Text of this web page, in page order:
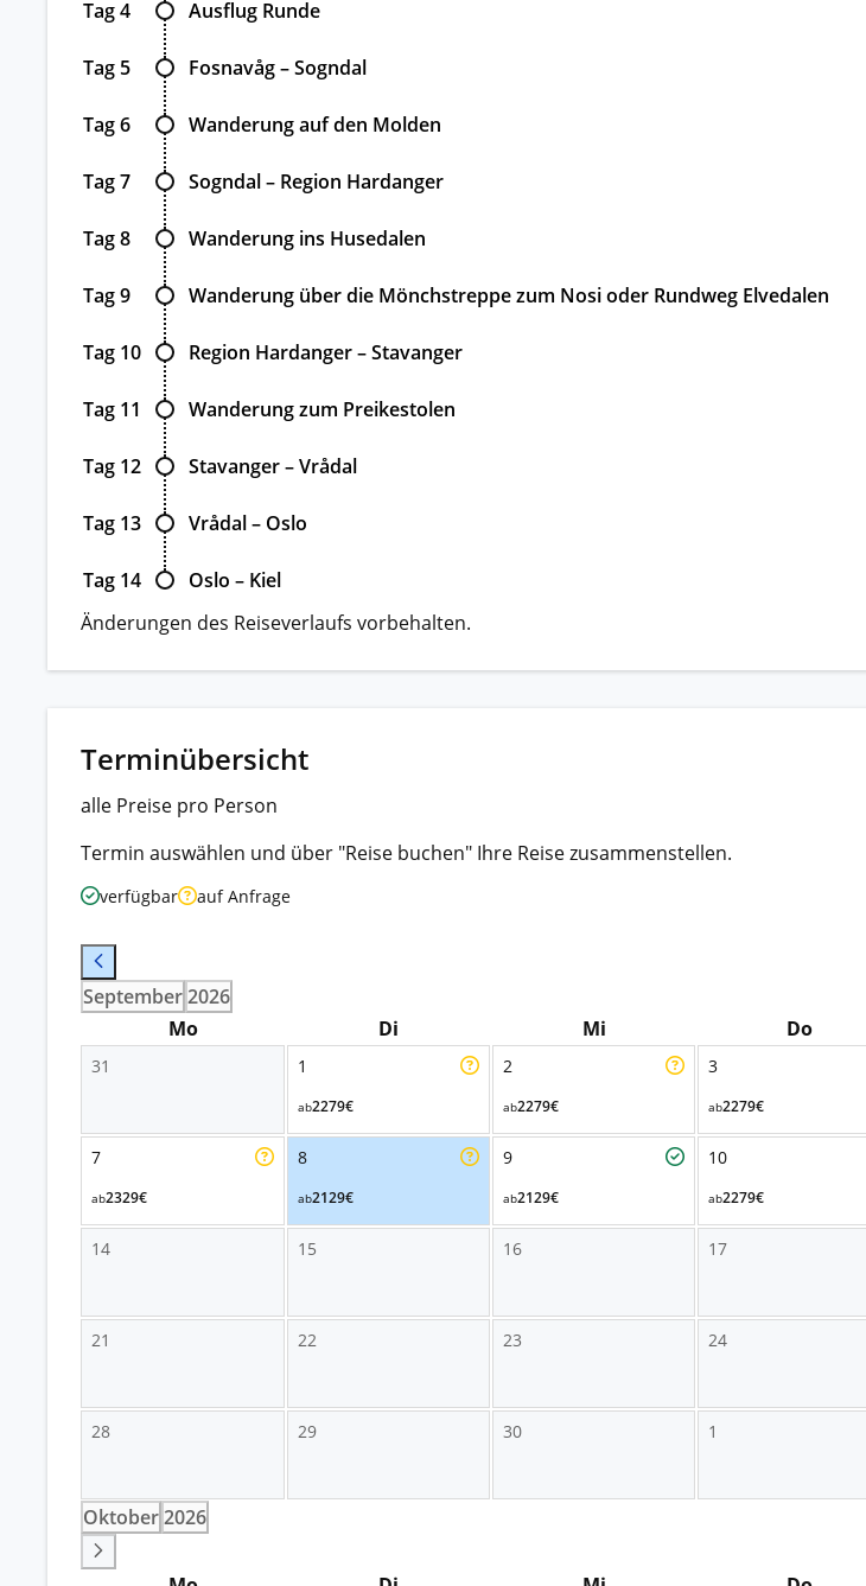
Tag 4 Ausflug Runde
Tag 5 Fosnavåg – Sogndal
Tag 6 Wanderung auf den Molden
Tag 7 Sogndal – Region Hardanger
Tag 8 Wanderung ins Husedalen
Tag 9 Wanderung über die Mönchstreppe zum Nosi oder Rundweg Elvedalen
Tag 10 Region Hardanger – Stavanger
Tag 11 Wanderung zum Preikestolen
Tag 12 Stavanger – Vrådal
Tag 13 Vrådal – Oslo
Tag 14
Oslo – Kiel
Änderungen des Reiseverlaufs vorbehalten.
Terminübersicht
alle Preise pro Person
Termin auswählen und über "Reise buchen" Ihre Reise zusammenstellen.
verfügbar auf Anfrage
September2026
Mo
Di Mi Do
31 1
ab2279€
2
ab2279€
3
ab2279€
7
ab2329€
8
ab2129€
9
ab2129€
10
ab2279€
14 15 16 17
21 22 23 24
28 29 30 1
Oktober2026